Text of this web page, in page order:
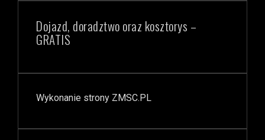
Dojazd, doradztwo oraz kosztorys –
GRATIS
Wykonanie strony ZMSC.PL